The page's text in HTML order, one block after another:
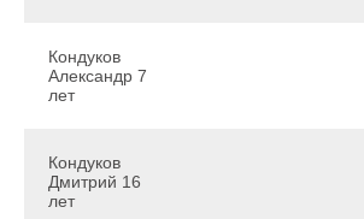
Кондуков
Александр 7
лет
Кондуков
Дмитрий 16
лет